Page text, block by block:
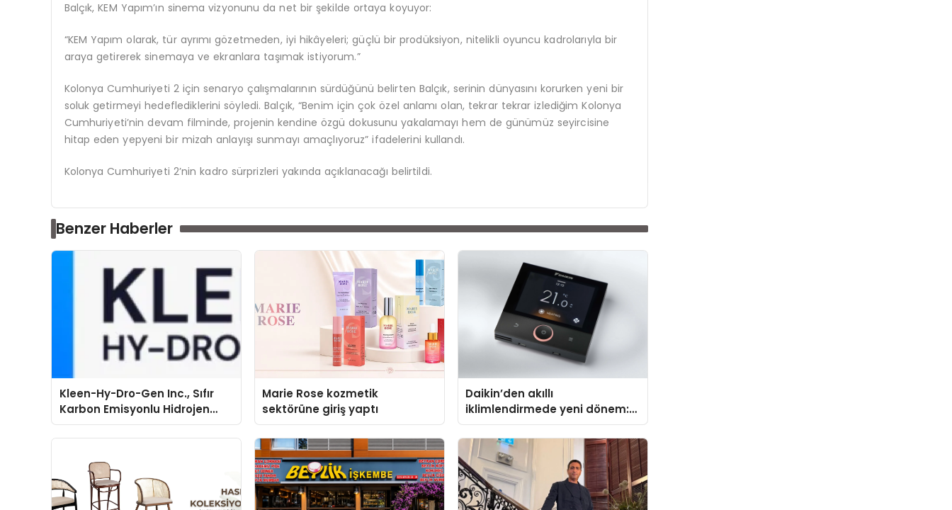
Balçık, KEM Yapım’ın sinema vizyonunu da net bir şekilde ortaya koyuyor:
“KEM Yapım olarak, tür ayrımı gözetmeden, iyi hikâyeleri; güçlü bir prodüksiyon, nitelikli oyuncu kadrolarıyla bir
araya getirerek sinemaya ve ekranlara taşımak istiyorum.”
Kolonya Cumhuriyeti 2 için senaryo çalışmalarının sürdüğünü belirten Balçık, serinin dünyasını korurken yeni bir
soluk getirmeyi hedeflediklerini söyledi. Balçık, “Benim için çok özel anlamı olan, tekrar tekrar izlediğim Kolonya
Cumhuriyeti’nin devam filminde, projenin kendine özgü dokusunu yakalamayı hem de günümüz seyircisine
hitap eden yepyeni bir mizah anlayışı sunmayı amaçlıyoruz” ifadelerini kullandı.
Kolonya Cumhuriyeti 2’nin kadro sürprizleri yakında açıklanacağı belirtildi.
Benzer Haberler
Kleen-Hy-Dro-Gen Inc., Sıfır
Karbon Emisyonlu Hidrojen
Isıtma Teknolojisinde ISO ve
TSSA Düzenleyici Onaylarını
Marie Rose kozmetik
sektörüne giriş yaptı
Daikin’den akıllı
iklimlendirmede yeni dönem:
Madoka Plus Türkiye’de